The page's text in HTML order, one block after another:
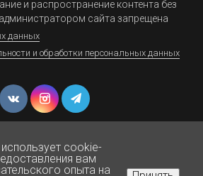
и распространение контента без
сайта запрещена
данных
и обработки персональных данных
cookie-
вам
опыта на